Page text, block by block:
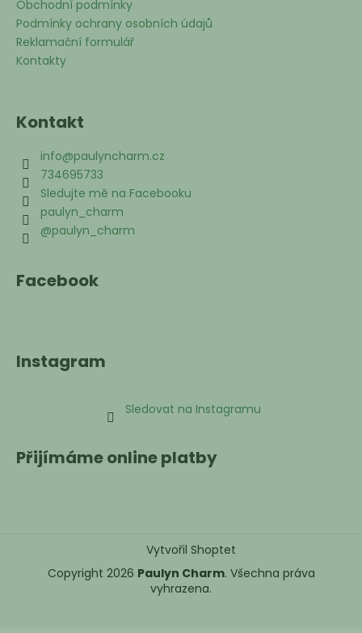
Obchodní podmínky
Podmínky ochrany osobních údajů
Reklamační formulář
Kontakty
Kontakt
info@paulyncharm.cz
734695733
Sledujte mě na Facebooku
paulyn_charm
@paulyn_charm
Facebook
Instagram
Sledovat na Instagramu
Přijímáme online platby
Vytvořil Shoptet
Copyright 2026 Paulyn Charm. Všechna práva
vyhrazena.